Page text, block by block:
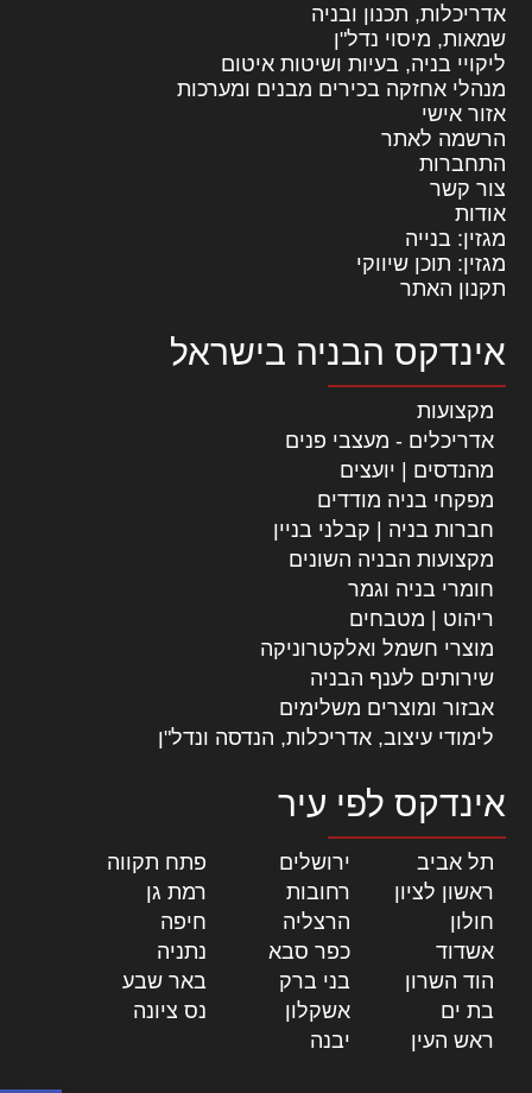
אדריכלות, תכנון ובניה
שמאות, מיסוי נדל"ן
ליקויי בניה, בעיות ושיטות איטום
מנהלי אחזקה בכירים מבנים ומערכות
אזור אישי
הרשמה לאתר
התחברות
צור קשר
אודות
מגזין: בנייה
מגזין: תוכן שיווקי
תקנון האתר
אינדקס הבניה בישראל
מקצועות
אדריכלים - מעצבי פנים
מהנדסים | יועצים
מפקחי בניה מודדים
חברות בניה | קבלני בניין
מקצועות הבניה השונים
חומרי בניה וגמר
ריהוט | מטבחים
מוצרי חשמל ואלקטרוניקה
שירותים לענף הבניה
אבזור ומוצרים משלימים
לימודי עיצוב, אדריכלות, הנדסה ונדל"ן
אינדקס לפי עיר
תל אביב ירושלים פתח תקווה
ראשון לציון
רחובות רמת גן
חולון
הרצליה חיפה
אשדוד
כפר סבא נתניה
הוד השרון
בני ברק באר שבע
בת ים
אשקלון נס ציונה
ראש העין
יבנה